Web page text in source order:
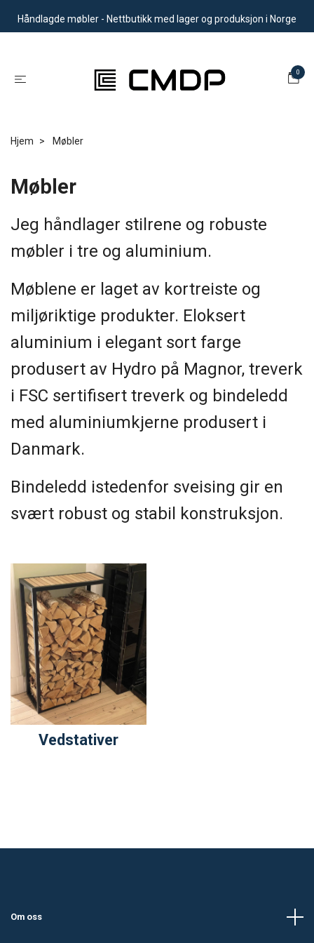
Håndlagde møbler - Nettbutikk med lager og produksjon i Norge
0
Hjem Møbler
Møbler
Jeg håndlager stilrene og robuste
møbler i tre og aluminium.
Møblene er laget av kortreiste og
miljøriktige produkter. Eloksert
aluminium i elegant sort farge
produsert av Hydro på Magnor, treverk
i FSC sertifisert treverk og bindeledd
med aluminiumkjerne produsert i
Danmark.
Bindeledd istedenfor sveising gir en
svært robust og stabil konstruksjon.
Vedstativer
Om oss